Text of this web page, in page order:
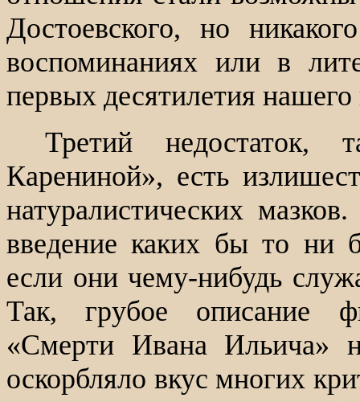
Достоевского, но
воспоминаниях или в
первых десятилетия нашего
Третий
Карениной», есть
натуралистических
введение каких бы то ни
если они чему-нибудь
Так, грубое описание
«Смерти Ивана Ильича»
оскорбляло вкус многих